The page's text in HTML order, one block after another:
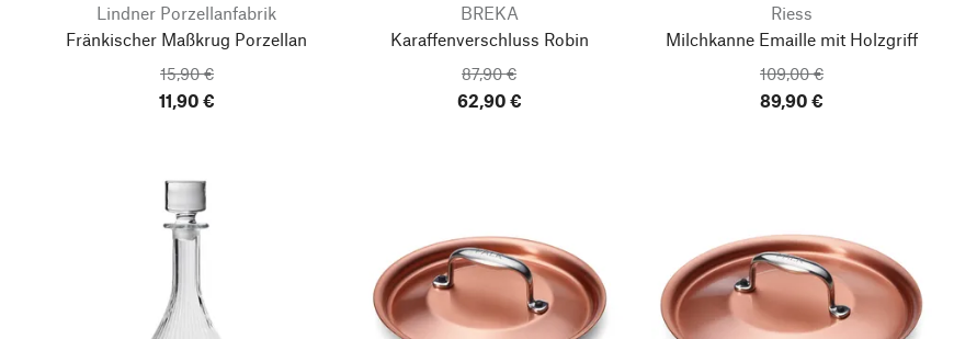
Lindner Porzellanfabrik
Fränkischer Maßkrug Porzellan
15,90 €
11,90 €
BREKA
Karaffenverschluss Robin
87,90 €
62,90 €
Riess
Milchkanne Emaille mit Holzgriff
109,00 €
89,90 €